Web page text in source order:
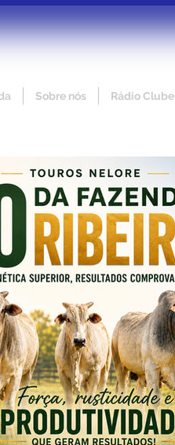
Sobre nós Rádio Clube